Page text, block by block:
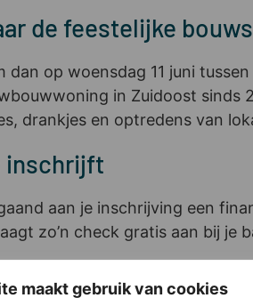
maakt gebruik van cookies
de feestelijke
op woensdag 11 juni
in Zuidoost
drankjes en optredens van
inschrijft
aan je inschrijving een
zo’n check gratis aan bij je
winkels in de buurt